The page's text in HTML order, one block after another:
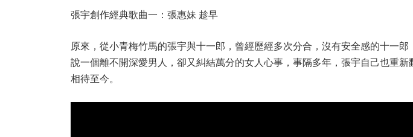
張宇創作經典歌曲一：張惠妹 趁早
原來，從小青梅竹馬的張宇與十一郎，曾經歷經多次分合，沒有安全感的十一
說一個離不開深愛男人，卻又糾結萬分的女人心事，事隔多年，張宇自己也重
相待至今。